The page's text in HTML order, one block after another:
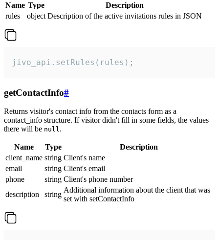
Name Type
Description
rules
object Description of the active invitations rules in JSON
jivo_api.setRules(rules);
getContactInfo#
Returns visitor's contact info from the contacts form as a
contact_info structure. If visitor didn't fill in some fields, the values
there will be null.
Name Type
Description
client_name string Client's name
email
string Client's email
phone
string Client's phone number
description
string
Additional information about the client that was
set with setContactInfo